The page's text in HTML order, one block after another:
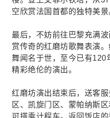
空欣赏法国首都的独特美景
最后，不妨前往巴黎充满
赏传奇的红磨坊歌舞表演
舞闻名于世，至今已有120
精彩绝伦的演出。
红磨坊演出结束后，送客
区、凯旋门区、蒙帕纳斯
可搭乘计程车。返回饭店